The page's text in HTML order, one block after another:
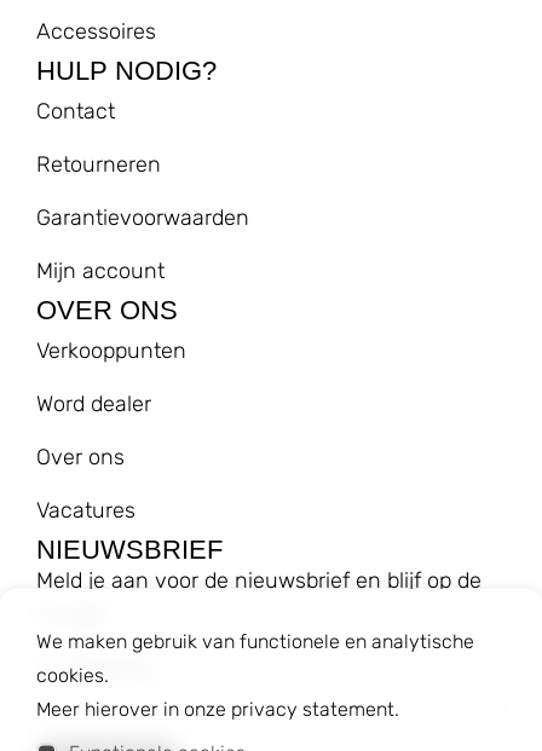
Accessoires
HULP NODIG?
Contact
Retourneren
Garantievoorwaarden
Mijn account
OVER ONS
Verkooppunten
Word dealer
Over ons
Vacatures
NIEUWSBRIEF
Meld je aan voor de nieuwsbrief en blijf op de
E-mailadres
We maken gebruik van functionele en analytische
cookies.
Meer hierover in onze privacy statement.